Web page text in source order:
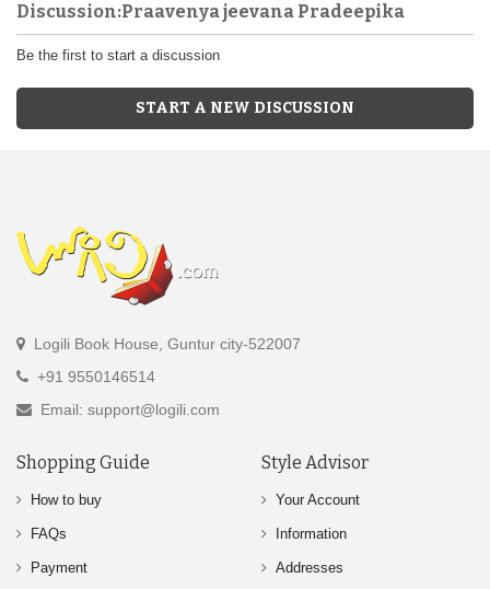
Discussion:Praavenya jeevana Pradeepika
Be the first to start a discussion
START A NEW DISCUSSION
Logili Book House, Guntur city-522007
+91 9550146514
Email: support@logili.com
Shopping Guide
How to buy
FAQs
Payment
Style Advisor
Your Account
Information
Addresses